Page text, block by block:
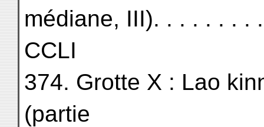
médiane, III). . . . . . . .
CCLI
374. Grotte X : Lao
(partie